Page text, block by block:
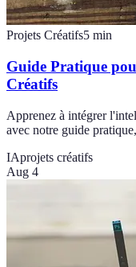
Projets Créatifs5 min
Guide Pratique
Créatifs
Apprenez à intégrer
avec notre guide
IAprojets créatifs
Aug 4